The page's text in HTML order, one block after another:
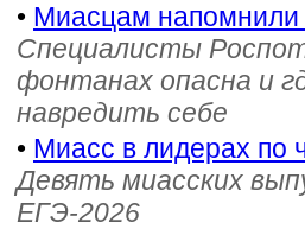
• Миасцам напомнили
Специалисты
фонтанах опасна и
навредить себе
• Миасс в лидерах по
Девять миасских
ЕГЭ-2026